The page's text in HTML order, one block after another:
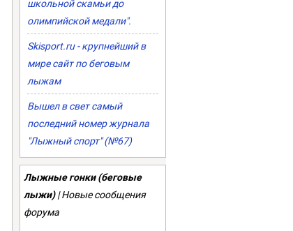
школьной скамьи до
олимпийской медали".
Skisport.ru - крупнейший в
мире сайт по беговым
лыжам
Вышел в свет самый
последний номер журнала
"Лыжный спорт" (№67)
Лыжные гонки (беговые
лыжи)| Новые сообщения
форума